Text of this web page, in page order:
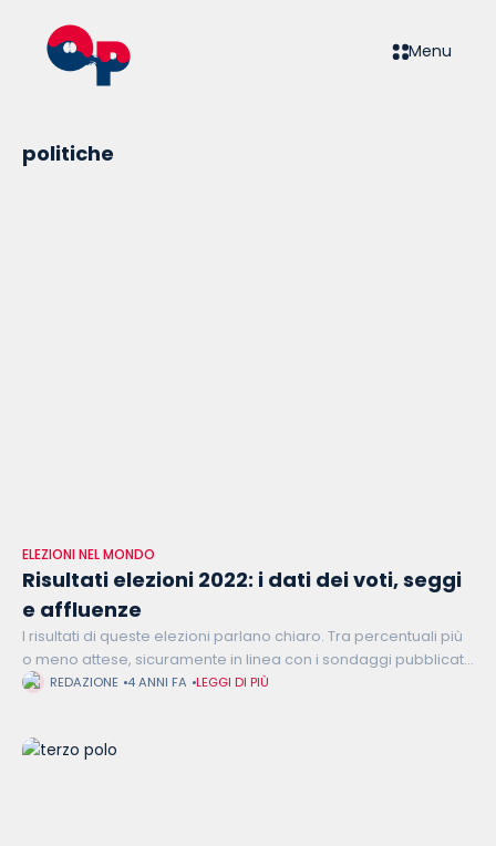
Menu
politiche
ELEZIONI NEL MONDO
Risultati elezioni 2022: i dati dei voti, seggi
e affluenze
I risultati di queste elezioni parlano chiaro. Tra percentuali più
o meno attese, sicuramente in linea con i sondaggi pubblicati
prima del divieto della loro diffusione quindici giorni fa, Fratelli
REDAZIONE 4 ANNI FA LEGGI DI PIÙ